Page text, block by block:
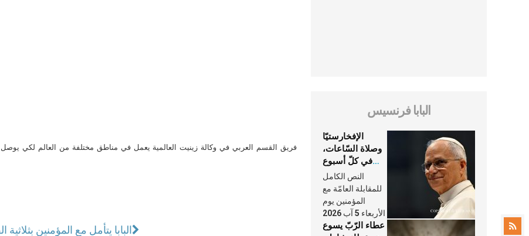
فريق القسم العربي في وكالة زينيت العالمية يعمل في مناطق مختلفة من العالم لكي
البابا يتأمل مع المؤمنين
البابا فرنسيس
الإفخارستيّا
وصلاة السّاعات،
في كلّ أسبوع
وكلّ يوم، هما
النَّفَس في حياة
الكنيسة
النص الكامل
للمقابلة العامّة مع
المؤمنين يوم
الأربعاء 5 آب 2026
عطاء الرّبّ يسوع